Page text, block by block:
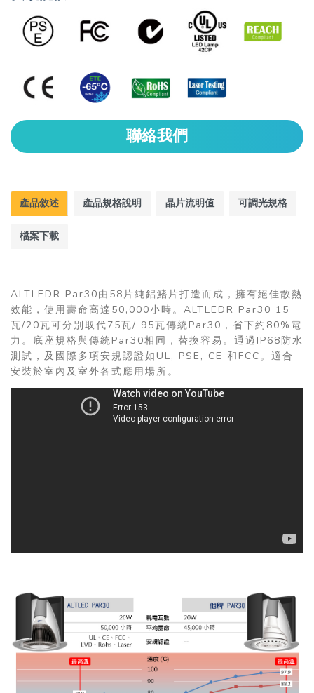
聯絡我們
產品敘述 產品規格說明 晶片流明值 可調光規格
檔案下載
ALTLEDR Par30由58片純鋁鰭片打造而成，擁有絕佳散熱
效能，使用壽命高達50,000小時。ALTLEDR Par30 15
瓦/20瓦可分別取代75瓦/ 95瓦傳統Par30，省下約80%電
力。底座規格與傳統Par30相同，替換容易。通過IP68防水
測試，及國際多項安規認證如UL, PSE, CE 和FCC。適合
安裝於室內及室外各式應用場所。